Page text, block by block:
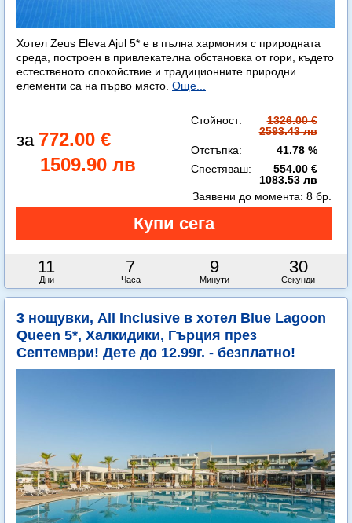
Хотел Zeus Eleva Ajul 5* е в пълна хармония с природната
среда, построен в привлекателна обстановка от гори, където
естественото спокойствие и традиционните природни
елементи са на първо място. Още...
772.00 €
1509.90 лв
Стойност:
1326.00 €
2593.43 лв
Отстъпка:
41.78 %
Спестяваш:
554.00 €
1083.53 лв
11
Дни
7
Часа
9
Минути
29
Секунди
Заявени до момента: 8 бр.
3 нощувки, All Inclusive в хотел Blue Lagoon
Queen 5*, Халкидики, Гърция през
Септември! Дете до 12.99г. - безплатно!